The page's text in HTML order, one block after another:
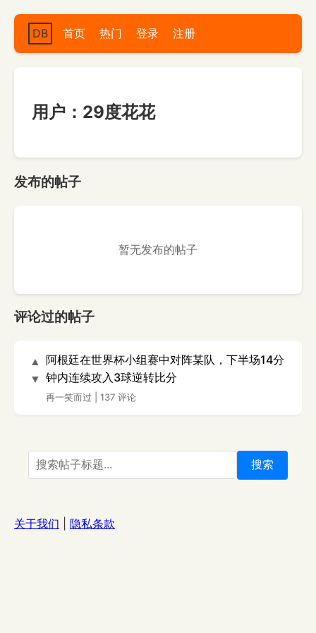
DB 首页 热门 登录 注册
用户：29度花花
发布的帖子
暂无发布的帖子
评论过的帖子
▲
▼
阿根廷在世界杯小组赛中对阵某队，下半场14分
钟内连续攻入3球逆转比分
再一笑而过 137 评论
搜索
关于我们 隐私条款